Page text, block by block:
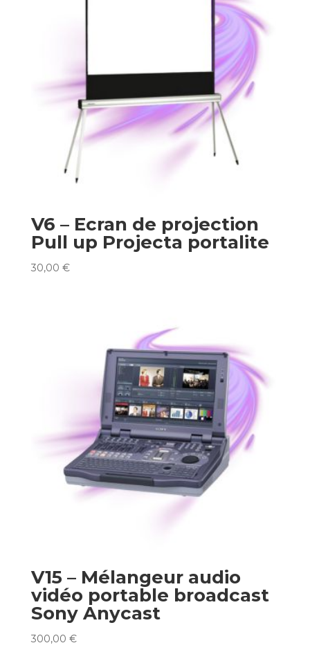
V6 – Ecran de projection
Pull up Projecta portalite
30,00 €
V15 – Mélangeur audio
vidéo portable broadcast
Sony Anycast
300,00 €